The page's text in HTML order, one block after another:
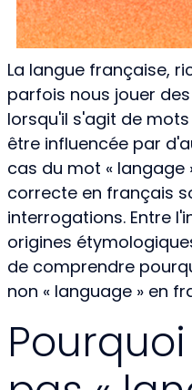
La langue française,
parfois nous jouer
lorsqu'il s'agit de
être influencée par
cas du mot « langage
correcte en français
interrogations. Entre
origines
de comprendre
non « language » en